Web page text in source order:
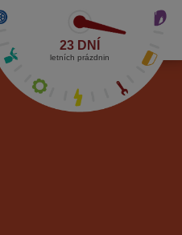
23 DNÍ
letních prázdnin